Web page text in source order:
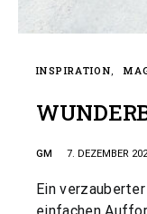
INSPIRATION
GM 7. DEZEMBER
Ein